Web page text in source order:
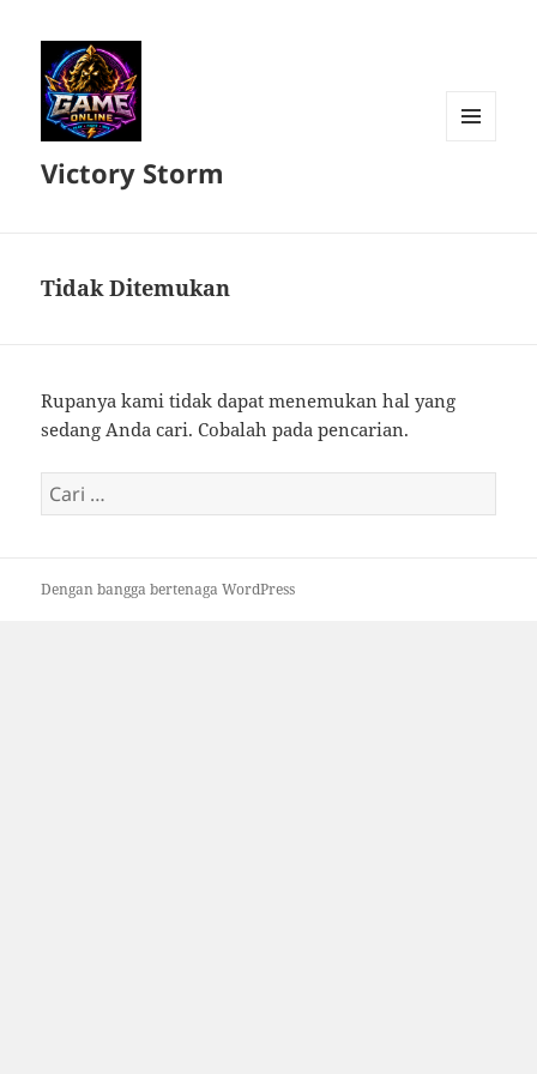
Victory Storm
Tidak Ditemukan
Rupanya kami tidak dapat menemukan hal yang
sedang Anda cari. Cobalah pada pencarian.
Cari
untuk:
Dengan bangga bertenaga WordPress